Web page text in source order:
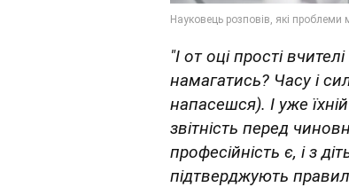
"І от оці прості
намагатись? Часу і
напасешся). І уже
звітність перед
професійність є, і з
підтверджують